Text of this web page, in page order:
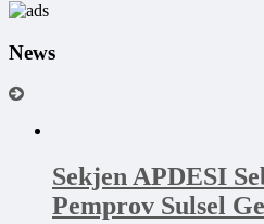
News
Sekjen APDESI
Pemprov Sulsel